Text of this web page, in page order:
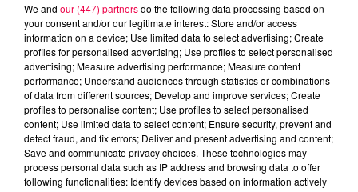
We and our (447) partnersdo the following data processing based on
your consent and/or our legitimate interest: Store and/or access
information on a device; Use limited data to select advertising; Create
profiles for personalised advertising; Use profiles to select personalised
advertising; Measure advertising performance; Measure content
performance; Understand audiences through statistics or combinations
of data from different sources; Develop and improve services; Create
profiles to personalise content; Use profiles to select personalised
content; Use limited data to select content; Ensure security, prevent and
detect fraud, and fix errors; Deliver and present advertising and content;
Save and communicate privacy choices. These technologies may
process personal data such as IP address and browsing data to offer
following functionalities: Identify devices based on information actively